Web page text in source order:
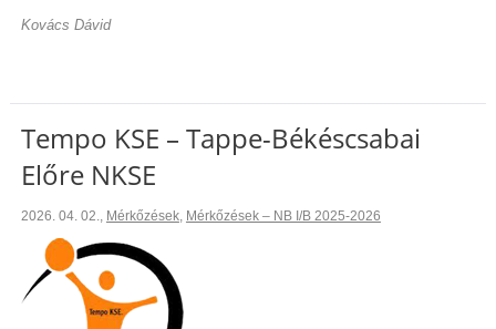
Kovács Dávid
Tempo KSE – Tappe-Békéscsabai
Előre NKSE
2026. 04. 02. Mérkőzések, Mérkőzések – NB I/B 2025-2026